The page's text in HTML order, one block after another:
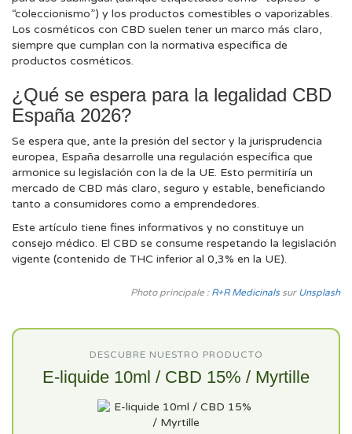
“coleccionismo”) y los productos comestibles o vaporizables.
Los cosméticos con CBD suelen tener un marco más claro,
siempre que cumplan con la normativa específica de
productos cosméticos.
¿Qué se espera para la legalidad CBD
España 2026?
Se espera que, ante la presión del sector y la jurisprudencia
europea, España desarrolle una regulación específica que
armonice su legislación con la de la UE. Esto permitiría un
mercado de CBD más claro, seguro y estable, beneficiando
tanto a consumidores como a emprendedores.
Este artículo tiene fines informativos y no constituye un
consejo médico. El CBD se consume respetando la legislación
vigente (contenido de THC inferior al 0,3% en la UE).
Photo principale : R+R Medicinalssur Unsplash
DESCUBRE NUESTRO PRODUCTO
E-liquide 10ml / CBD 15% / Myrtille